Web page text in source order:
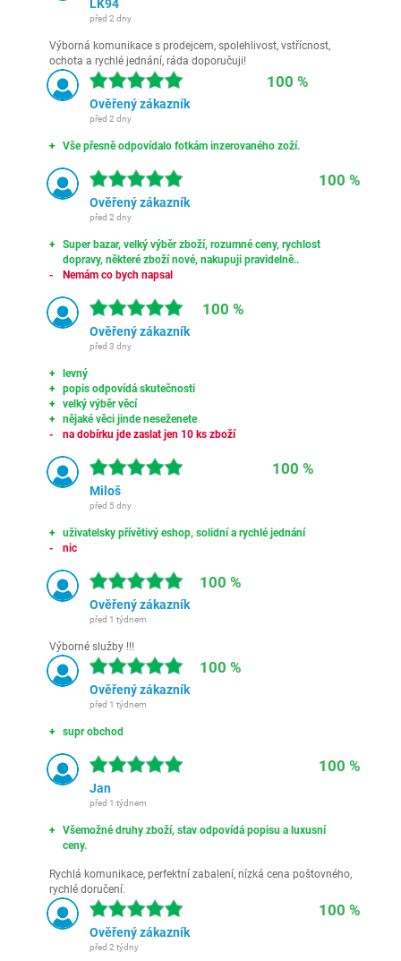
LK94
před 2 dny
Výborná komunikace s prodejcem, spolehlivost, vstřícnost,
ochota a rychlé jednání, ráda doporučuji!
100 %
Ověřený zákazník
před 2 dny
Vše přesně odpovídalo fotkám inzerovaného zoží.
100 %
Ověřený zákazník
před 2 dny
Super bazar, velký výběr zboží, rozumné ceny, rychlost
dopravy, některé zboží nové, nakupuji pravidelně..
Nemám co bych napsal
100 %
Ověřený zákazník
před 3 dny
levný
popis odpovídá skutečnosti
velký výběr věcí
nějaké věci jinde neseženete
na dobírku jde zaslat jen 10 ks zboží
100 %
Miloš
před 5 dny
uživatelsky přívětivý eshop, solidní a rychlé jednání
nic
100 %
Ověřený zákazník
před 1 týdnem
Výborné služby !!!
100 %
Ověřený zákazník
před 1 týdnem
supr obchod
100 %
Jan
před 1 týdnem
Všemožné druhy zboží, stav odpovídá popisu a luxusní
ceny.
Rychlá komunikace, perfektní zabalení, nízká cena poštovného,
rychlé doručení.
100 %
Ověřený zákazník
před 2 týdny